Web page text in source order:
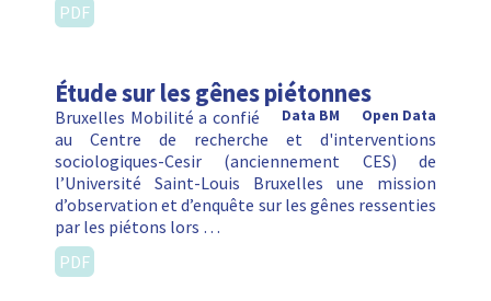
PDF
Étude sur les gênes piétonnes
Open Data
Data BM
Bruxelles Mobilité a confié
au Centre de recherche et d'interventions
sociologiques-Cesir (anciennement CES) de
l’Université Saint-Louis Bruxelles une mission
d’observation et d’enquête sur les gênes ressenties
par les piétons lors …
PDF